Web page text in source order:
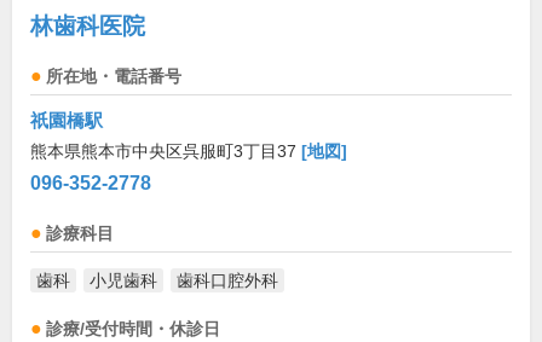
林歯科医院
所在地・電話番号
祇園橋駅
熊本県熊本市中央区呉服町3丁目37 [地図]
096-352-2778
診療科目
歯科 小児歯科 歯科口腔外科
診療/受付時間・休診日